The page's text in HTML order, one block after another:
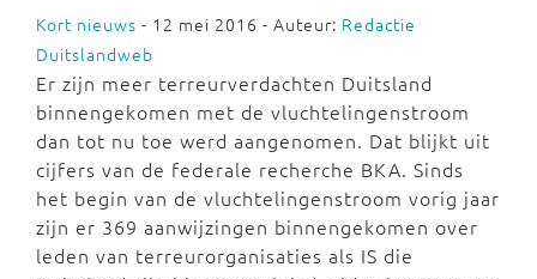
Kort nieuws - 12 mei 2016 - Auteur: Redactie
Duitslandweb
Er zijn meer terreurverdachten Duitsland
binnengekomen met de vluchtelingenstroom
dan tot nu toe werd aangenomen. Dat blijkt uit
cijfers van de federale recherche BKA. Sinds
het begin van de vluchtelingenstroom vorig jaar
zijn er 369 aanwijzingen binnengekomen over
leden van terreurorganisaties als IS die